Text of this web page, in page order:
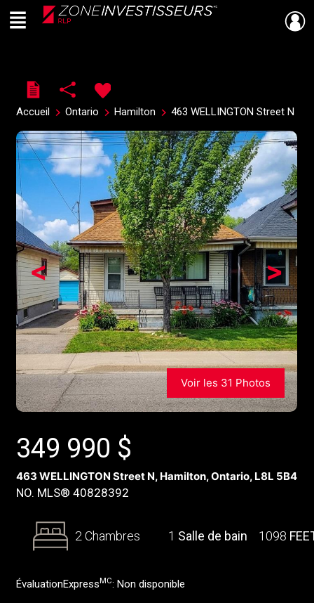
Live
En Direct
Menu
Accueil Ontario Hamilton 463 WELLINGTON Street N
>
<
Voir les 31 Photos
349 990 $
463 WELLINGTON Street N, Hamilton, Ontario, L8L 5B4
NO. MLS® 40828392
2 Chambres 1 Salle de bain 1098
ÉvaluationExpress MC: Non disponible